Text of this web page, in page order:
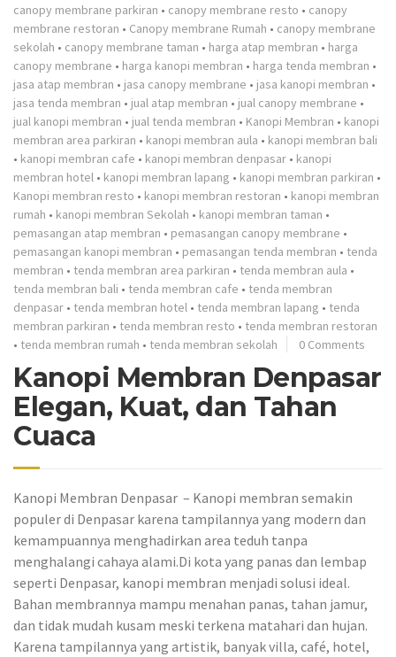
canopy membrane parkiran • canopy membrane resto • canopy
membrane restoran • Canopy membrane Rumah • canopy membrane
sekolah • canopy membrane taman • harga atap membran • harga
canopy membrane • harga kanopi membran • harga tenda membran •
jasa atap membran • jasa canopy membrane • jasa kanopi membran •
jasa tenda membran • jual atap membran • jual canopy membrane •
jual kanopi membran • jual tenda membran • Kanopi Membran • kanopi
membran area parkiran • kanopi membran aula • kanopi membran bali
• kanopi membran cafe • kanopi membran denpasar • kanopi
membran hotel • kanopi membran lapang • kanopi membran parkiran •
Kanopi membran resto • kanopi membran restoran • kanopi membran
rumah • kanopi membran Sekolah • kanopi membran taman •
pemasangan atap membran • pemasangan canopy membrane •
pemasangan kanopi membran • pemasangan tenda membran • tenda
membran • tenda membran area parkiran • tenda membran aula •
tenda membran bali • tenda membran cafe • tenda membran
denpasar • tenda membran hotel • tenda membran lapang • tenda
membran parkiran • tenda membran resto • tenda membran restoran
• tenda membran rumah • tenda membran sekolah 0 Comments
Kanopi Membran Denpasar
Elegan, Kuat, dan Tahan
Cuaca
Kanopi Membran Denpasar – Kanopi membran semakin
populer di Denpasar karena tampilannya yang modern dan
kemampuannya menghadirkan area teduh tanpa
menghalangi cahaya alami.Di kota yang panas dan lembap
seperti Denpasar, kanopi membran menjadi solusi ideal.
Bahan membrannya mampu menahan panas, tahan jamur,
dan tidak mudah kusam meski terkena matahari dan hujan.
Karena tampilannya yang artistik, banyak villa, café, hotel,